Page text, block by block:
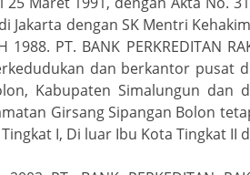
Jakarta dengan SK Mentri
1988. PT. BANK PERKREDITAN
dan berkantor pusat
Kabupaten Simalungun dan
Girsang Sipangan Bolon
I, Di luar Ibu Kota Tingkat II